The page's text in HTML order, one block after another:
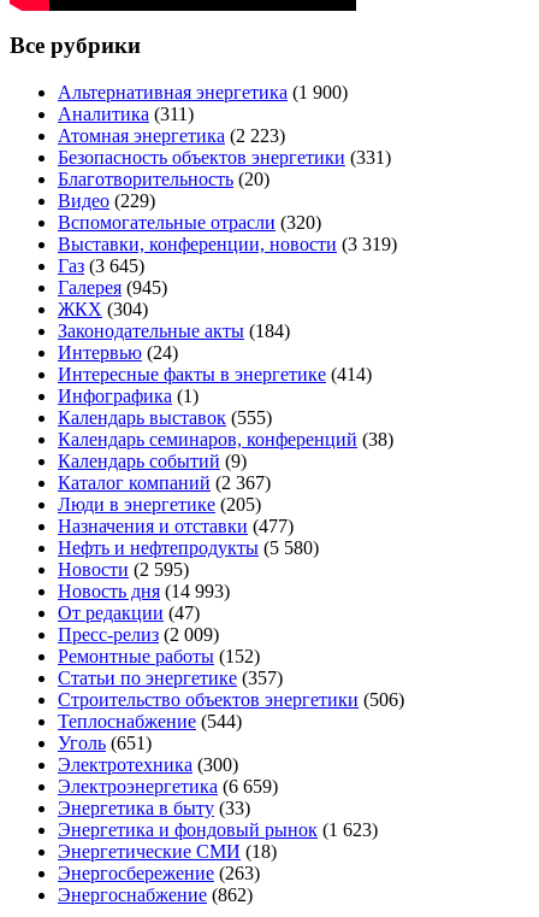
Все рубрики
Альтернативная энергетика (1 900)
Аналитика (311)
Атомная энергетика (2 223)
Безопасность объектов энергетики (331)
Благотворительность (20)
Видео (229)
Вспомогательные отрасли (320)
Выставки, конференции, новости (3 319)
Газ (3 645)
Галерея (945)
ЖКХ (304)
Законодательные акты (184)
Интервью (24)
Интересные факты в энергетике (414)
Инфографика (1)
Календарь выставок (555)
Календарь семинаров, конференций (38)
Календарь событий (9)
Каталог компаний (2 367)
Люди в энергетике (205)
Назначения и отставки (477)
Нефть и нефтепродукты (5 580)
Новости (2 595)
Новость дня (14 993)
От редакции (47)
Пресс-релиз (2 009)
Ремонтные работы (152)
Статьи по энергетике (357)
Строительство объектов энергетики (506)
Теплоснабжение (544)
Уголь (651)
Электротехника (300)
Электроэнергетика (6 659)
Энергетика в быту (33)
Энергетика и фондовый рынок (1 623)
Энергетические СМИ (18)
Энергосбережение (263)
Энергоснабжение (862)